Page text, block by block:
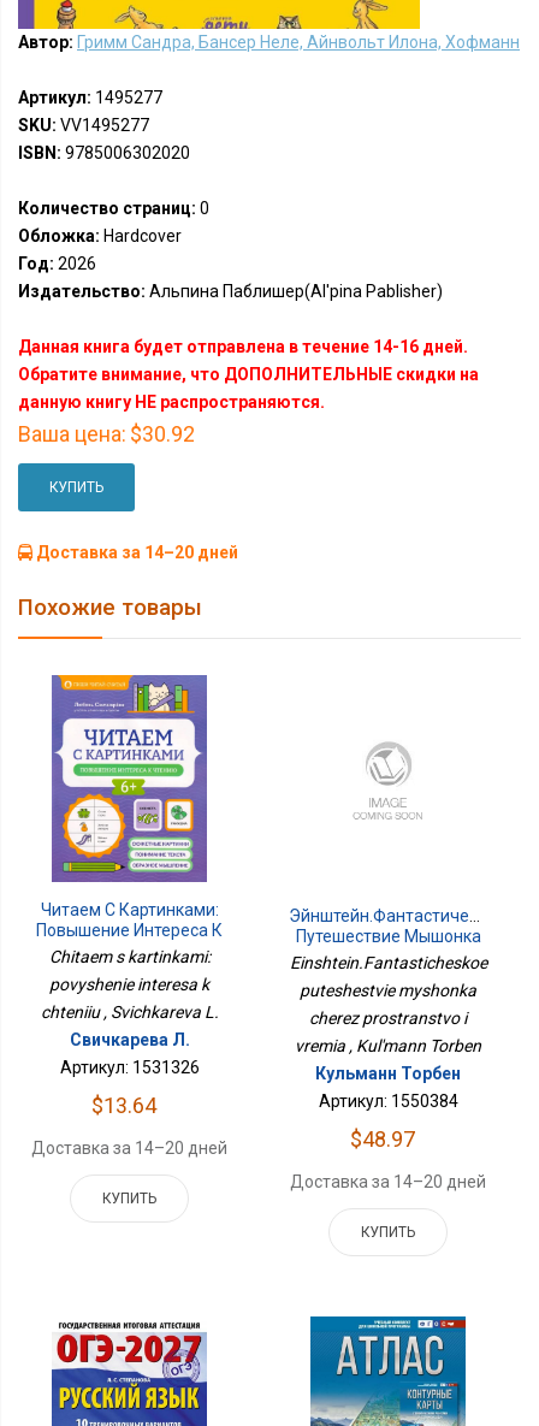
Автор: Гримм Сандра, Бансер Неле, Айнвольт Илона, Хофманн
Артикул: 1495277
SKU: VV1495277
ISBN: 9785006302020
Количество страниц: 0
Обложка: Hardcover
Год: 2026
Издательство: Альпина Паблишер(Al'pina Pablisher)
Данная книга будет отправлена в течение 14-16 дней.
Обратите внимание, что ДОПОЛНИТЕЛЬНЫЕ скидки на
данную книгу НЕ распространяются.
Ваша цена: $30.92
КУПИТЬ
Доставка за 14–20 дней
Похожие товары
Читаем С Картинками:
Повышение Интереса К
Чтению
Chitaem s kartinkami:
povyshenie interesa k
chteniiu , Svichkareva L.
Свичкарева Л.
Артикул: 1531326
$13.64
Доставка за 14–20 дней
КУПИТЬ
Эйнштейн.Фантастическое
Путешествие Мышонка
Через Пространство И
Einshtein.Fantasticheskoe
puteshestvie myshonka
cherez prostranstvo i
vremia , Kul'mann Torben
Кульманн Торбен
Артикул: 1550384
$48.97
Доставка за 14–20 дней
КУПИТЬ